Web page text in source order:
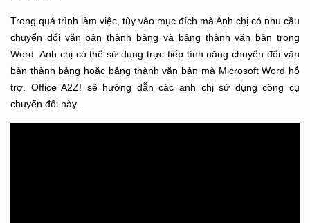
Trong quá trình làm việc, tùy vào mục đích mà Anh chị có nhu cầu
chuyển đổi văn bản thành bảng và bảng thành văn bản trong
Word. Anh chị có thể sử dụng trực tiếp tính năng chuyển đổi văn
bản thành bảng hoặc bảng thành văn bản mà Microsoft Word hỗ
trợ. Office A2Z! sẽ hướng dẫn các anh chị sử dụng công cụ
chuyển đổi này.